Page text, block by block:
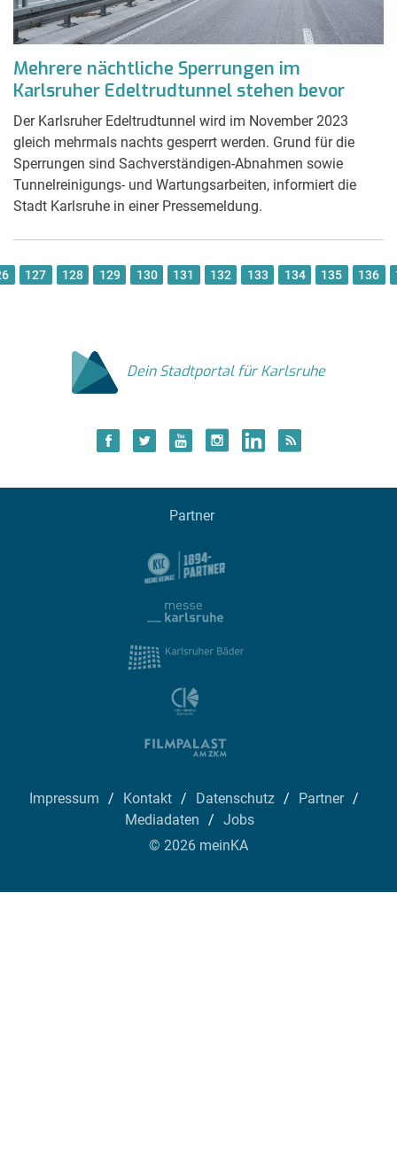
Mehrere nächtliche Sperrungen im
Karlsruher Edeltrudtunnel stehen bevor
Der Karlsruher Edeltrudtunnel wird im November 2023
gleich mehrmals nachts gesperrt werden. Grund für die
Sperrungen sind Sachverständigen-Abnahmen sowie
Tunnelreinigungs- und Wartungsarbeiten, informiert die
Stadt Karlsruhe in einer Pressemeldung.
127 128 129 130 131 132 133 134 135 136
Dein Stadtportal für Karlsruhe
Partner
Impressum Kontakt Datenschutz
Partner
Mediadaten
Jobs
© 2026 meinKA